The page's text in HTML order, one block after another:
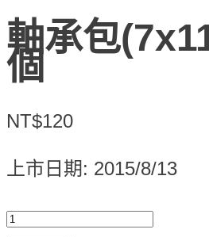
軸承包
個
NT$120
上市日期: 2015/8/13